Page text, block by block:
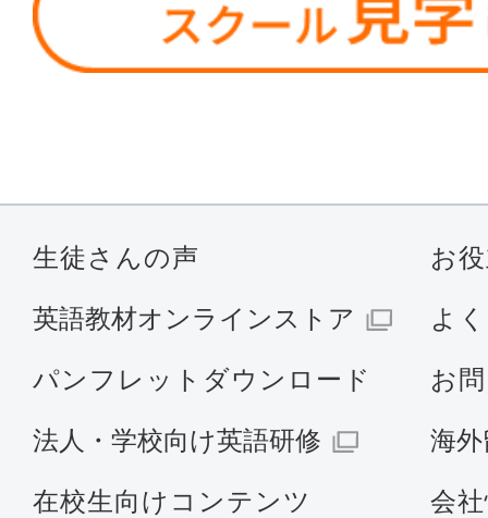
生徒さんの声 お
英語教材オンラインストア よ
パンフレットダウンロード お
法人・学校向け英語研修 海
在校生向けコンテンツ 会